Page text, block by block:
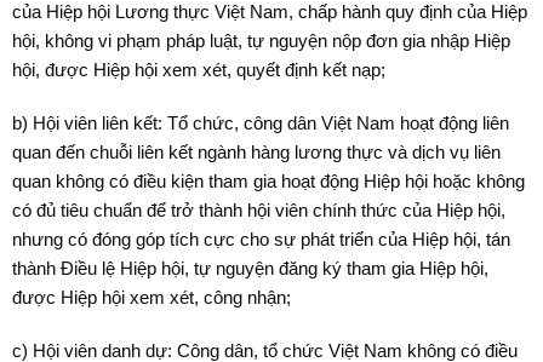
của Hiệp hội Lương thực Việt Nam, chấp hành quy định của Hiệp
hội, không vi phạm pháp luật, tự nguyện nộp đơn gia nhập Hiệp
hội, được Hiệp hội xem xét, quyết định kết nạp;
b) Hội viên liên kết: Tổ chức, công dân Việt Nam hoạt động liên
quan đến chuỗi liên kết ngành hàng lương thực và dịch vụ liên
quan không có điều kiện tham gia hoạt động Hiệp hội hoặc không
có đủ tiêu chuẩn để trở thành hội viên chính thức của Hiệp hội,
nhưng có đóng góp tích cực cho sự phát triển của Hiệp hội, tán
thành Điều lệ Hiệp hội, tự nguyện đăng ký tham gia Hiệp hội,
được Hiệp hội xem xét, công nhận;
c) Hội viên danh dự: Công dân, tổ chức Việt Nam không có điều